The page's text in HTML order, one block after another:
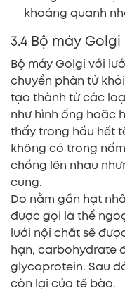
khoảng quanh
3.4 Bộ máy Golgi
Bộ máy Golgi với
chuyển phân tử
tạo thành từ các
như hình ống hoặc
thấy trong hầu hết
không có trong
chồng lên nhau
cung.
Do nằm gần hạt
được gọi là thể
lưới nội chất sẽ
hạn, carbohydrate
glycoprotein. Sau
còn lại của tế bào.